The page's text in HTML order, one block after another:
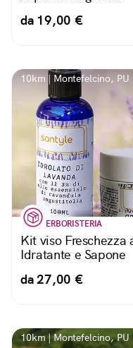
da 19,00 €
10km | Montefelcino, PU
ERBORISTERIA
Kit viso Freschezza
Idratante e Sapone
da 27,00 €
10km | Montefelcino, PU